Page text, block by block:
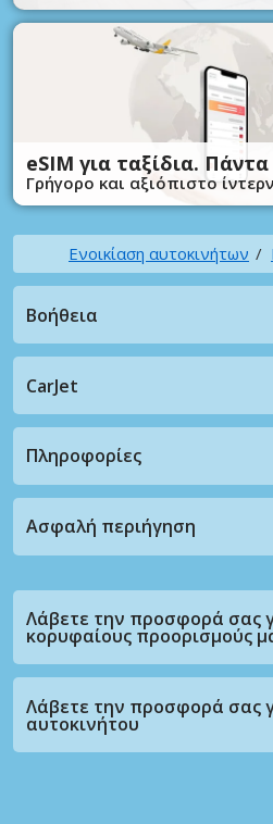
eSIM για ταξίδια.
Γρήγορο και αξιόπιστο
Ενοικίαση αυτοκινήτων
Βοήθεια
CarJet
Πληροφορίες
Ασφαλή περιήγηση
Λάβετε την προσφορά σας
κορυφαίους προορισμούς
Λάβετε την προσφορά σας
αυτοκινήτου